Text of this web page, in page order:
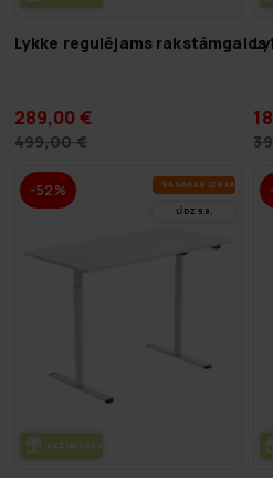
Lykke regulējams
289,00 €
499,00 €
-52% VA­SA­RAS IZ­SKA­ŅA
LĪDZ 9.8.
BEZ­MAK­SAS PIE­GĀ­DE